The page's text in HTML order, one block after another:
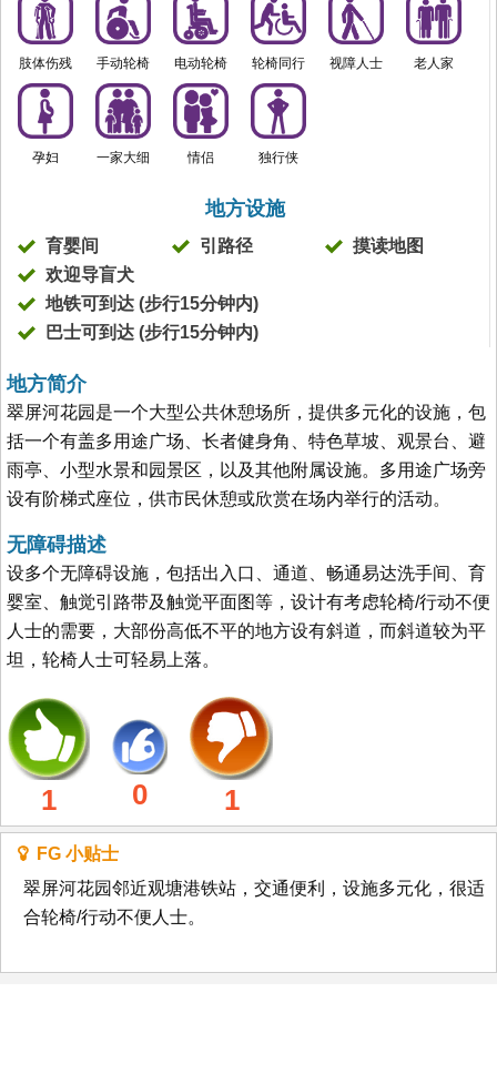
肢体伤残 手动轮椅 电动轮椅 轮椅同行 视障人士 老人家
孕妇 一家大细 情侣 独行侠
地方设施
育婴间 引路径
摸读地图
欢迎导盲犬
地铁可到达 (步行15分钟内)
巴士可到达 (步行15分钟内)
地方简介
翠屏河花园是一个大型公共休憩场所，提供多元化的设施，包
括一个有盖多用途广场、长者健身角、特色草坡、观景台、避
雨亭、小型水景和园景区，以及其他附属设施。多用途广场旁
设有阶梯式座位，供市民休憩或欣赏在场内举行的活动。
无障碍描述
设多个无障碍设施，包括出入口、通道、畅通易达洗手间、育
婴室、触觉引路带及触觉平面图等，设计有考虑轮椅/行动不便
人士的需要，大部份高低不平的地方设有斜道，而斜道较为平
坦，轮椅人士可轻易上落。
1 0 1
FG 小贴士
翠屏河花园邻近观塘港铁站，交通便利，设施多元化，很适
合轮椅/行动不便人士。